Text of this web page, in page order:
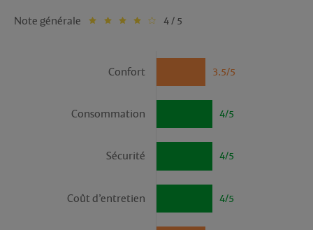
Note générale 4 / 5
3.5/5
Confort
4/5
Consommation
4/5
Sécurité
4/5
Coût d’entretien